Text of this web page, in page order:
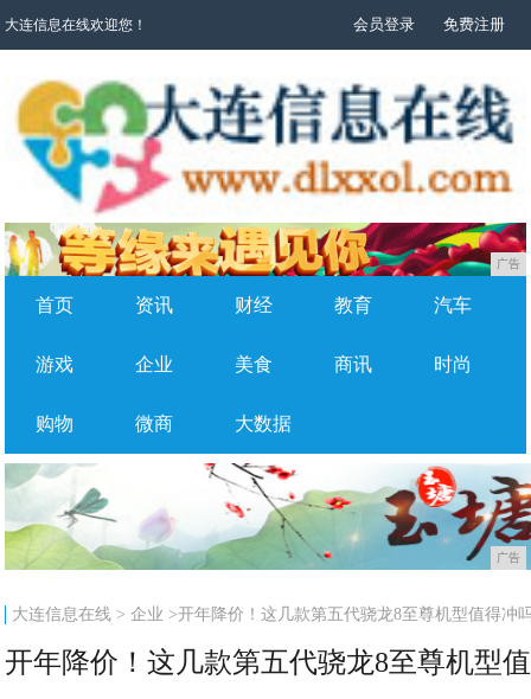
大连信息在线欢迎您！ 会员登录 免费注册
广告
首页 资讯 财经 教育 汽车
游戏 企业 美食 商讯 时尚
购物 微商 大数据
广告
大连信息在线 >企业 >开年降价！这几款第五代骁龙8至尊机型值得冲
开年降价！这几款第五代骁龙8至尊机型